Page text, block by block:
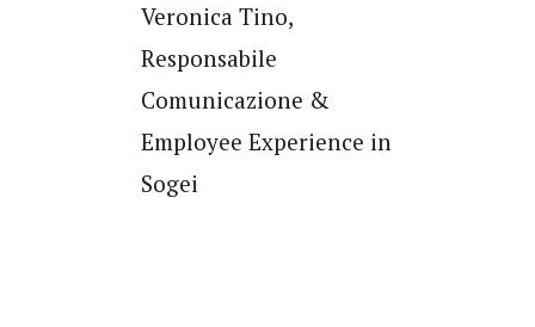
Veronica Tino,
Responsabile
Comunicazione &
Employee Experience in
Sogei